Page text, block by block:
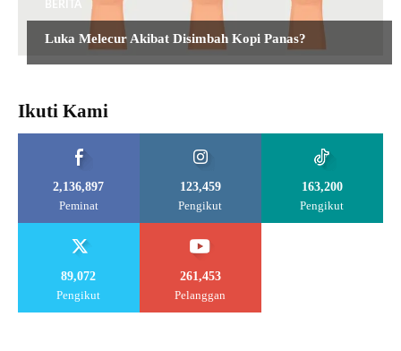
Luka Melecur Akibat Disimbah Kopi Panas?
Ikuti Kami
2,136,897
Peminat
123,459
Pengikut
163,200
Pengikut
89,072
Pengikut
261,453
Pelanggan